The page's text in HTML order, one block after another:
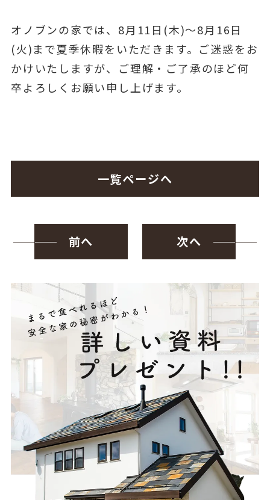
オノブンの家では、8月11日(木)～8月16日
(火)まで夏季休暇をいただきます。ご迷惑をお
かけいたしますが、ご理解・ご了承のほど何
卒よろしくお願い申し上げます。
前へ
一覧ページへ
次へ